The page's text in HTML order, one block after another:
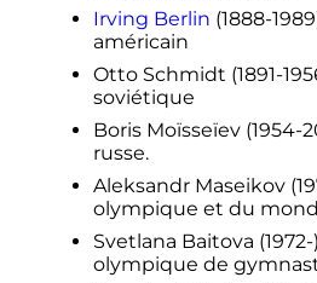
Irving Berlin (1888-
américain
Otto Schmidt (1891-
soviétique
Boris Moïsseïev (1954-
russe.
Aleksandr Maseikov
olympique et du
Svetlana Baitova
olympique de